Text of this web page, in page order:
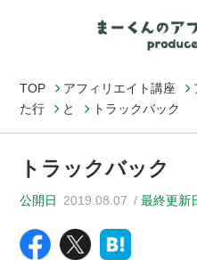
TOP アフィリエイト講座
た行
と トラックバック
トラックバック
公開日 2019.08.07 最終更新